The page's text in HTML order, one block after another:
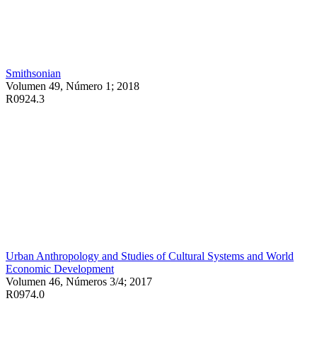
Smithsonian
Volumen 49, Número 1; 2018
R0924.3
Urban Anthropology and Studies of Cultural Systems and World
Economic Development
Volumen 46, Números 3/4; 2017
R0974.0